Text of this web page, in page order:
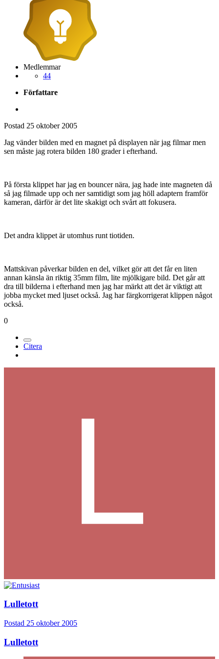
Medlemmar
44
Författare
Postad 25 oktober 2005
Jag vänder bilden med en magnet på displayen när jag filmar men
sen måste jag rotera bilden 180 grader i efterhand.
På första klippet har jag en bouncer nära, jag hade inte magneten då
så jag filmade upp och ner samtidigt som jag höll adaptern framför
kameran, därför är det lite skakigt och svårt att fokusera.
Det andra klippet är utomhus runt tiotiden.
Mattskivan påverkar bilden en del, vilket gör att det får en liten
annan känsla än riktig 35mm film, lite mjölkigare bild. Det går att
dra till bilderna i efterhand men jag har märkt att det är viktigt att
jobba mycket med ljuset också. Jag har färgkorrigerat klippen något
också.
0
Citera
Lulletott
Postad 25 oktober 2005
Lulletott